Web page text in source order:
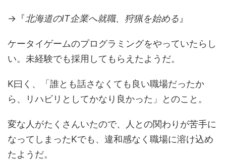
→『北海道のIT企業へ就職、狩猟を始める 』
ケータイゲームのプログラミングをやっていたらし
い。未経験でも採用してもらえたようだ。
K曰く、「誰とも話さなくても良い職場だったか
ら、リハビリとしてかなり良かった」とのこと。
変な人がたくさんいたので、人との関わりが苦手に
なってしまったKでも、違和感なく職場に溶け込め
たようだ。